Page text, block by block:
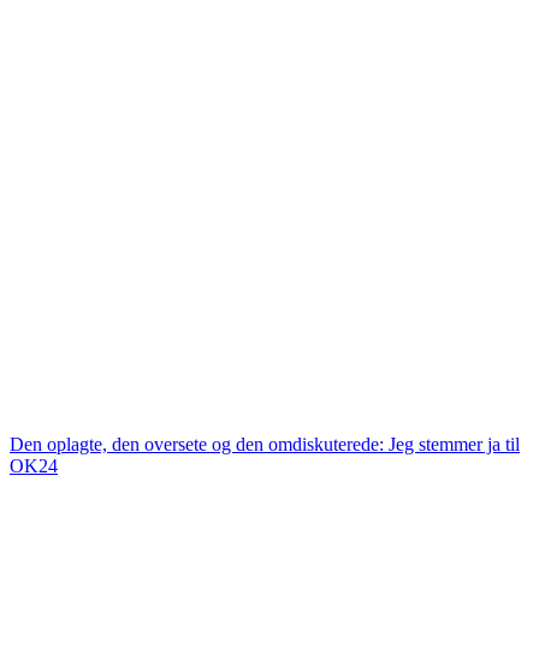
Den oplagte, den oversete og den omdiskuterede: Jeg stemmer ja til
OK24